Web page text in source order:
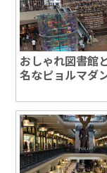
おしゃれ図書館
名なピョルマダ